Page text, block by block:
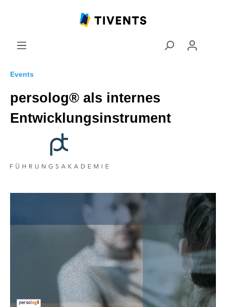
Events
persolog® als internes
Entwicklungsinstrument